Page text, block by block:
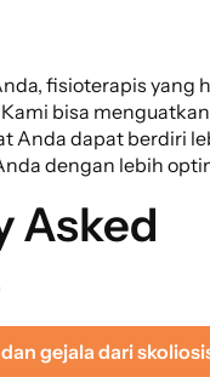
fisioterapis
bisa
Anda dapat berdiri
dengan lebih
Asked
gejala dari